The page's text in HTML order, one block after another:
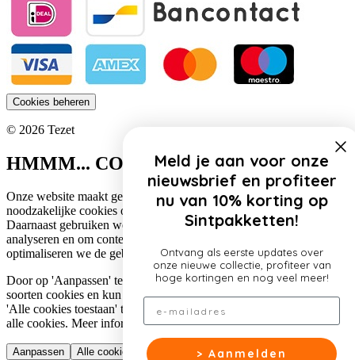
Cookies beheren
© 2026 Tezet
HMMM... COOKIES!
Onze website maakt gebruik van cookies. Zo gebruiken wij
noodzakelijke cookies om de website functioneel te houden.
Daarnaast gebruiken we cookies om het verkeer op onze website te
analyseren en om content te personaliseren. Op deze manier
optimaliseren we de gebruikerservaring op onze website.
Door op 'Aanpassen' te klikken, lees je meer over de specifieke
soorten cookies en kun je jouw voorkeuren aanpassen. Door op
'Alle cookies toestaan' te klikken, ga je akkoord met het gebruik van
alle cookies. Meer informatie over ons cookiebeleid lees jehier.
Aanpassen Alle cookies toestaan
Meld je aan voor onze
nieuwsbrief en profiteer
nu van 10% korting op
Sintpakketten!
Ontvang als eerste updates over
onze nieuwe collectie, profiteer van
hoge kortingen en nog veel meer!
Email
> Aanmelden